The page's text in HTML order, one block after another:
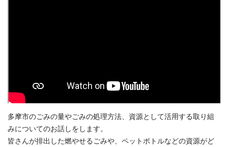
多摩市のごみの量やごみの処理方法、資源として活用する取り組
みについてのお話しをします。
皆さんが排出した燃やせるごみや、ペットボトルなどの資源がど